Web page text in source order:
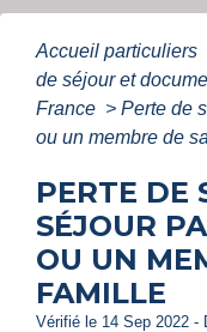
Accueil particuliers
de séjour et
France > Perte de
ou un membre de
PERTE DE
SÉJOUR
OU UN
FAMILLE
Vérifié le 14 Sep 2022 -